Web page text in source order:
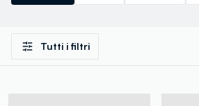
Tutti i filtri